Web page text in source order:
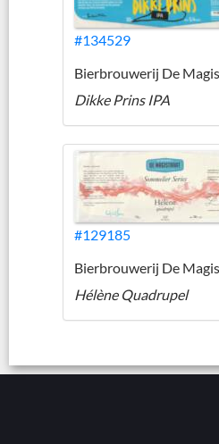
#134529
Bierbrouwerij De
Dikke Prins IPA
#129185
Bierbrouwerij De
Hélène Quadrupel